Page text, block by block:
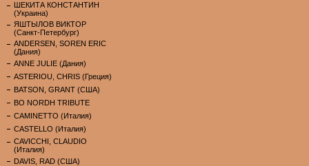
ШЕКИТА КОНСТАНТИН
(Украина)
ЯШТЫЛОВ ВИКТОР
(Санкт-Петербург)
ANDERSEN, SOREN ERIC
(Дания)
ANNE JULIE (Дания)
ASTERIOU, CHRIS (Греция)
BATSON, GRANT (США)
BO NORDH TRIBUTE
CAMINETTO (Италия)
CASTELLO (Италия)
CAVICCHI, CLAUDIO
(Италия)
DAVIS, RAD (США)